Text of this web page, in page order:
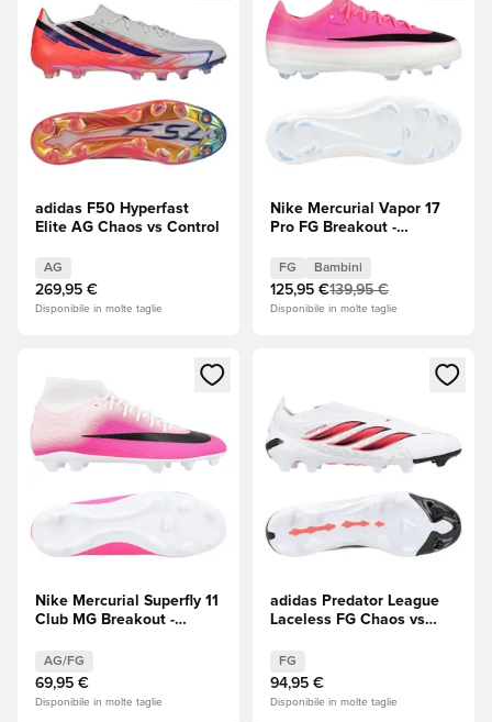
adidas F50 Hyperfast
Elite AG Chaos vs Control
AG
269,95 €
Disponibile in molte taglie
Nike Mercurial Vapor 17
Pro FG Breakout -
(Rosa) Bambini
FG Bambini
125,95 €139,95 €
Disponibile in molte taglie
Apre una finestra modale per accedere o registrarsi come
Nike Mercurial Superfly 11
Club MG Breakout -
AG/FG
69,95 €
Disponibile in molte taglie
Apre una finestra modale
adidas Predator League
Laceless FG Chaos vs
FG
94,95 €
Disponibile in molte taglie